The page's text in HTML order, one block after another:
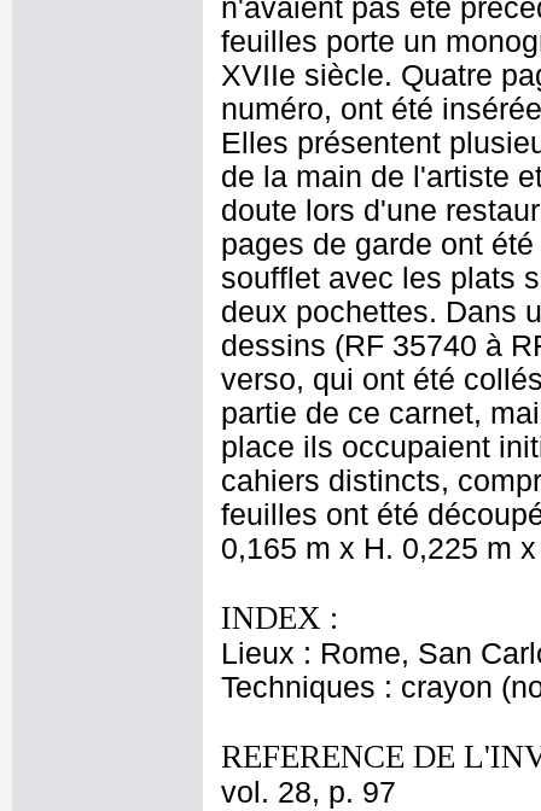
n'avaient pas été
feuilles porte un
XVIIe siècle. Quatre
numéro, ont été
Elles présentent
de la main de l'artiste
doute lors d'une
pages de garde ont
soufflet avec les plats
deux pochettes. Dans
dessins (RF 35740 à
verso, qui ont été
partie de ce carnet,
place ils occupaient
cahiers distincts,
feuilles ont été
0,165 m x H. 0,225 m
INDEX :
Lieux : Rome, San
Techniques : crayon
REFERENCE DE
vol. 28, p. 97